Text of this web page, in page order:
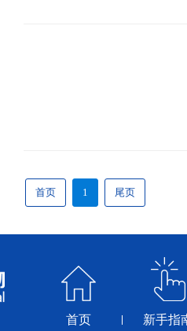
首页 1 尾页
首页 新手指